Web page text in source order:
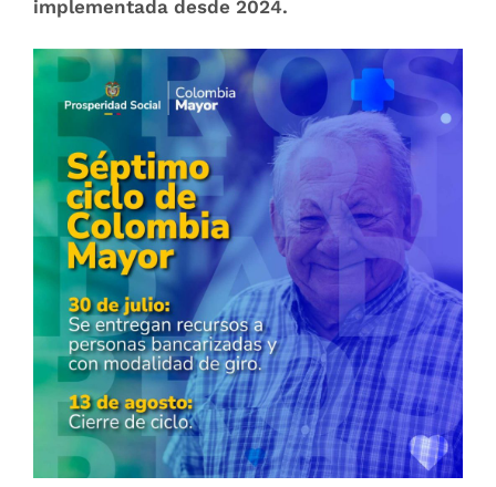
implementada desde 2024.